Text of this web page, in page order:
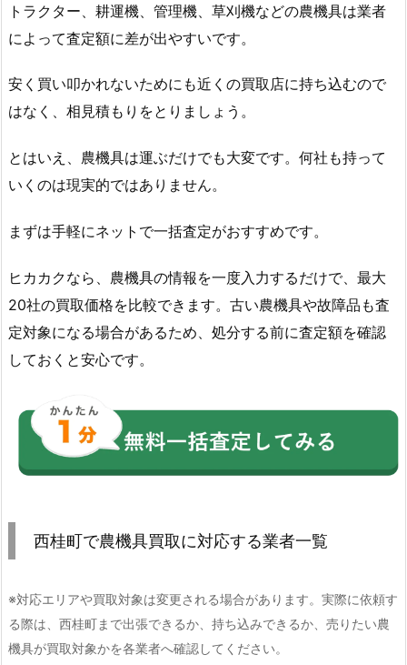
トラクター、耕運機、管理機、草刈機などの農機具は業者
によって査定額に差が出やすいです。
安く買い叩かれないためにも近くの買取店に持ち込むので
はなく、相見積もりをとりましょう。
とはいえ、農機具は運ぶだけでも大変です。何社も持って
いくのは現実的ではありません。
まずは手軽にネットで一括査定がおすすめです。
ヒカカクなら、農機具の情報を一度入力するだけで、最大
20社の買取価格を比較できます。古い農機具や故障品も査
定対象になる場合があるため、処分する前に査定額を確認
しておくと安心です。
西桂町で農機具買取に対応する業者一覧
※対応エリアや買取対象は変更される場合があります。実際に依頼す
る際は、西桂町まで出張できるか、持ち込みできるか、売りたい農
機具が買取対象かを各業者へ確認してください。